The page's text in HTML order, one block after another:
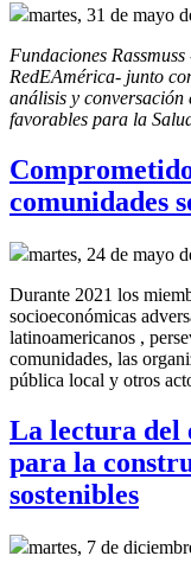
martes, 31 de mayo
Fundaciones
RedEAmérica- junto
análisis y
favorables para la
comunidades
martes, 24 de mayo
Durante 2021 los
socioeconómicas
latinoamericanos ,
comunidades, las
pública local y otros
La lectura del
para la
sostenibles
martes, 7 de